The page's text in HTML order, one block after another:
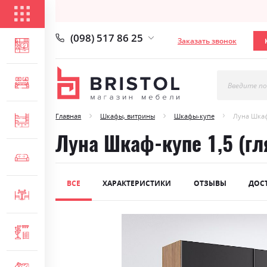
ГОСТИНАЯ
СПАЛЬНЯ
ДЕТСКАЯ
МЯГКАЯ МЕБЕЛЬ
(098) 517 86 25 Заказать звонок
Введите
Главная Шкафы, витрины Шкафы-купе Луна
Луна Шкаф-купе 1,5
ВСЕ ХАРАКТЕРИСТИКИ ОТЗЫВЫ